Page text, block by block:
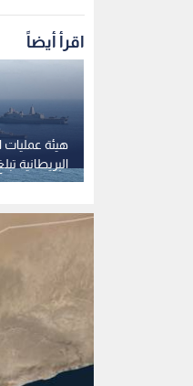
اقرأ أيضاً
هيئة عمليات
البريطانية
جديدة